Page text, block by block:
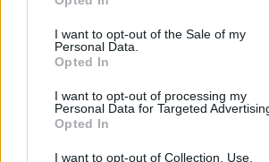
use your data for below specified
consent section.
I want to opt-out of the Sale of my
Personal Data.
Opted In
I want to opt-out of processing my
Personal Data for Targeted
Opted In
I want to opt-out of Collection, Use,
Μάθε πρώτος όλες τις
Βάλε το proson.gr στα
αναζήτησης της Google